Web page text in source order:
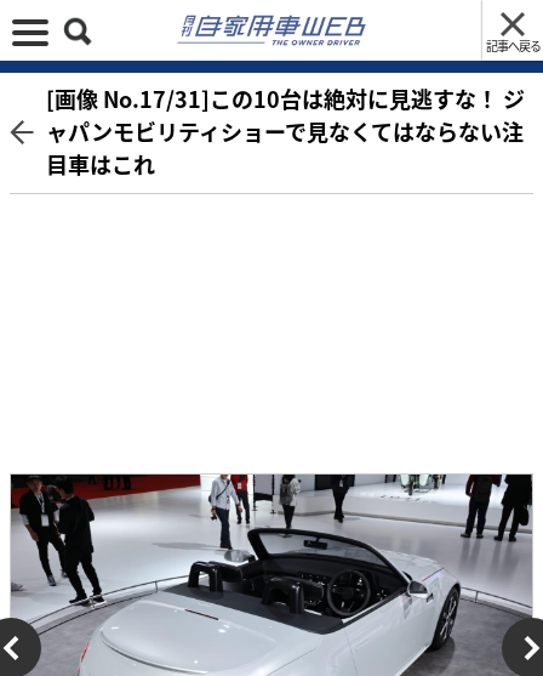
記事へ戻る
[画像 No.17/31]この10台は絶対に見逃すな！ ジ
ャパンモビリティショーで見なくてはならない注
目車はこれ